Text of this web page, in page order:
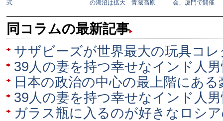
同コラムの最新記事
サザビーズが世界最大の玩具コ
39人の妻を持つ幸せなインド人
日本の政治の中心の最上階にある
39人の妻を持つ幸せなインド人
ガラス瓶に入るのが好きなロシ